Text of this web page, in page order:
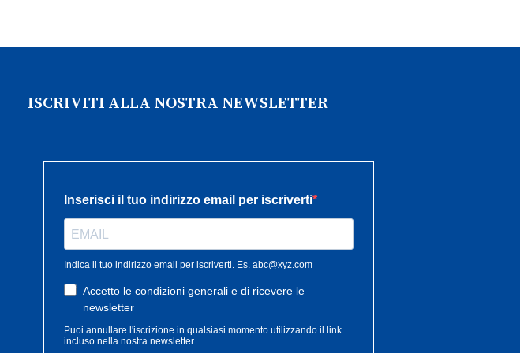
ISCRIVITI ALLA NOSTRA NEWSLETTER